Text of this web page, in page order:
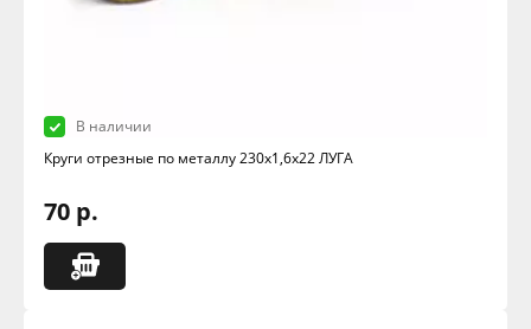
В наличии
Круги отрезные по металлу 230х1,6х22 ЛУГА
70 р.